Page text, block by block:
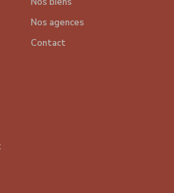
Nos agences
Contact